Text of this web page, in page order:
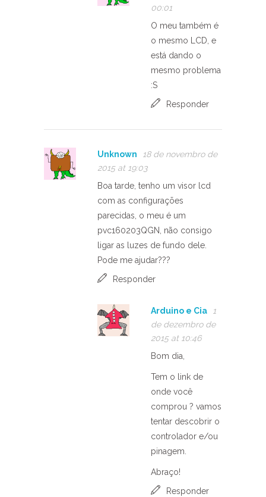
00:01
O meu também é
o mesmo LCD, e
está dando o
mesmo problema
:S
Responder
Unknown
18 de novembro de
2015 at 19:03
Boa tarde, tenho um visor lcd
com as configurações
parecidas, o meu é um
pvc160203QGN, não consigo
ligar as luzes de fundo dele.
Pode me ajudar???
Responder
Arduino e Cia
1
de dezembro de
2015 at 10:46
Bom dia,
Tem o link de
onde você
comprou ? vamos
tentar descobrir o
controlador e/ou
pinagem.
Abraço!
Responder